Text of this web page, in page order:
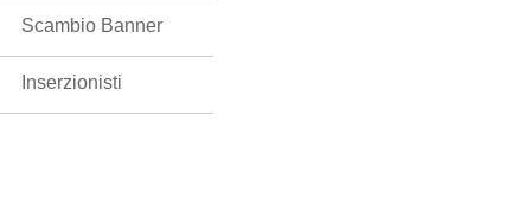
Scambio Banner
Inserzionisti